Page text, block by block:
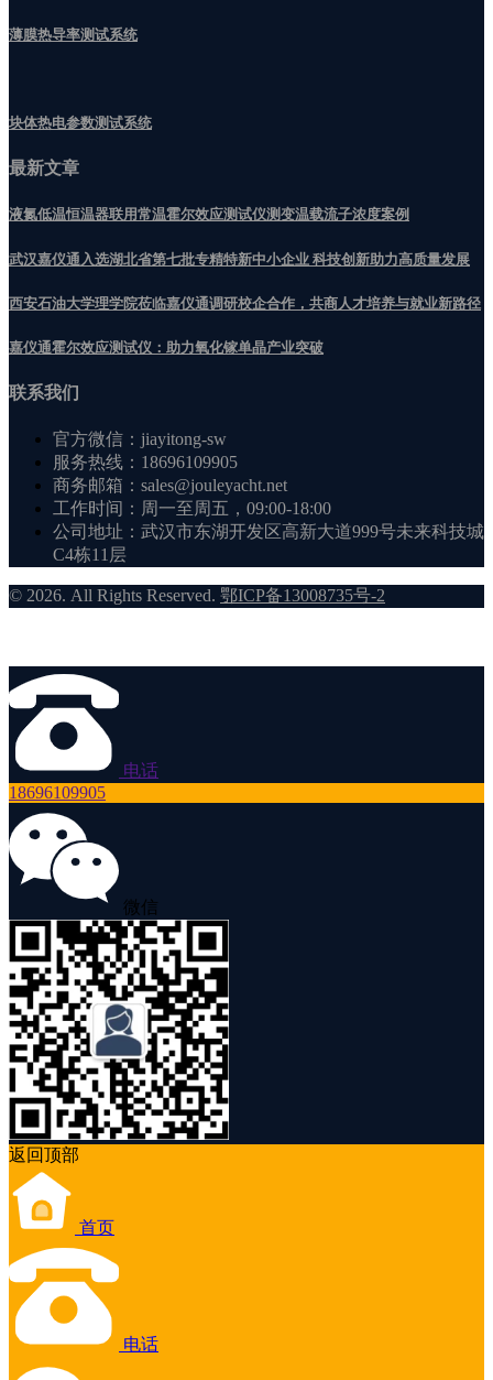
薄膜热导率测试系统
块体热电参数测试系统
最新文章
液氮低温恒温器联用常温霍尔效应测试仪测变温载流子浓度案例
武汉嘉仪通入选湖北省第七批专精特新中小企业 科技创新助力高质量发展
‌西安石油大学理学院莅临嘉仪通调研校企合作，共商人才培养与就业新路径
嘉仪通霍尔效应测试仪：助力氧化镓单晶产业突破
联系我们
官方微信：jiayitong-sw
服务热线：18696109905
商务邮箱：sales@jouleyacht.net
工作时间：周一至周五，09:00-18:00
公司地址：武汉市东湖开发区高新大道999号未来科技城
C4栋11层
© 2026. All Rights Reserved. 鄂ICP备13008735号-2
电话
18696109905
微信
返回顶部
首页
电话